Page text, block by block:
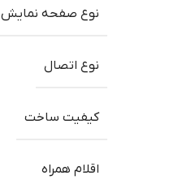
نوع صفحه نمایش
نوع اتصال
کیفیت ساخت
اقلام همراه